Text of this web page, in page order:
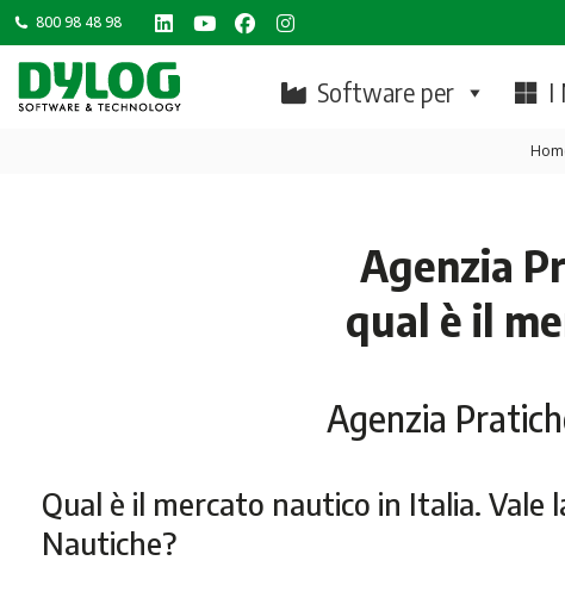
800 98 48 98
Linkedin
page
opens
YouTubeFacebook
page
opens
Instagram
page
opens
Software per I
Tu
Agenzia
qual è il
Agenzia
Qual è il mercato nautico in Italia. Vale
Nautiche?